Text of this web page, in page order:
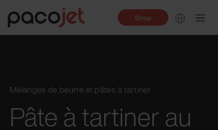
Shop
Mélanges de beurre et pâtes à tartiner
Pâte à tartiner au